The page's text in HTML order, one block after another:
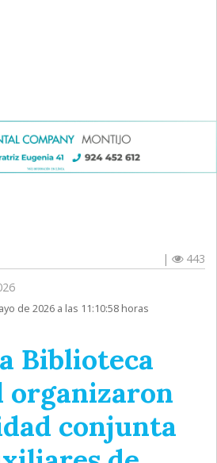
|
443
de 2026 a las 11:10:58 horas
Biblioteca
organizaron
conjunta